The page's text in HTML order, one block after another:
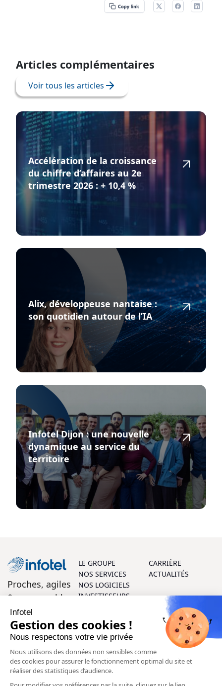
Articles complémentaires
Voir tous les articles
Accélération de la croissance
du chiffre d’affaires au 2e
trimestre 2026 : + 10,4 %
Alix, développeuse nantaise :
son quotidien autour de l’IA
Infotel Dijon : une nouvelle
dynamique au service du
territoire
Proches, agiles
& responsables
LE GROUPE
NOS SERVICES
NOS LOGICIELS
INVESTISSEURS
CARRIÈRE
ACTUALITÉS
On vous aide ?
Parlons ensemble ! Vos questions et vos retours sont les
bienvenus, et notre équipe d’experts se fera un plaisir de
vous aider à chaque étape.
Infotel
Gestion des cookies !
Nous respectons votre vie privée
Nous utilisons des données non sensibles comme
des cookies pour assurer le fonctionnement optimal du site et
réaliser des statistiques d’audience.